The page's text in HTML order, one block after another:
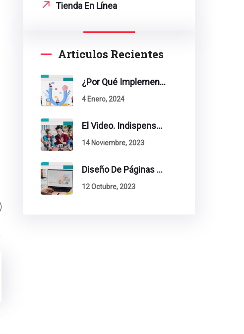
Tienda En Línea
Artículos Recientes
¿Por Qué Implementar La Metodología Inbound Marketing En Tu Empresa?
4 Enero, 2024
El Video. Indispensable En Tu Estrategia De Contenidos.
14 Noviembre, 2023
Diseño De Páginas Web. Esto Debe Tener Un Sitio Exitoso.
12 Octubre, 2023